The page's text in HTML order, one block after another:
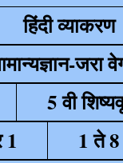
हिंदी व्याकरण
जरा
5 वी
1
1 ते